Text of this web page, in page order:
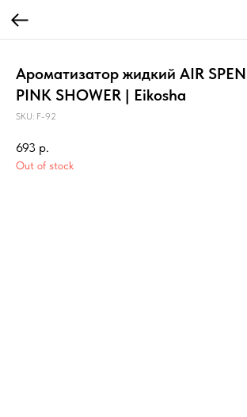
Ароматизатор жидкий AIR
PINK SHOWER | Eikosha
SKU: F-92
693 р.
Out of stock